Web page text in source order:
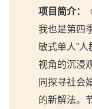
项目简介：
我也是第四
敏式单人”人
视角的沉浸
同探寻社会
的新解法。